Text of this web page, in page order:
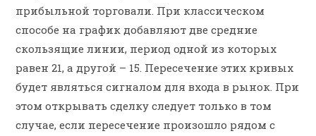
прибыльной торговали. При классическом
способе на график добавляют две средние
скользящие линии, период одной из которых
равен 21, а другой – 15. Пересечение этих кривых
будет являться сигналом для входа в рынок. При
этом открывать сделку следует только в том
случае, если пересечение произошло рядом с